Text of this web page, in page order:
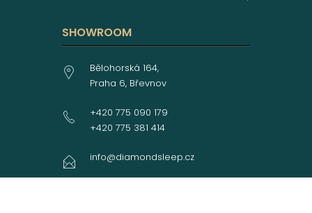
SHOWROOM
Bělohorská 164,
Praha 6, Břevnov
+420 775 090 179
+420 775 381 414
info@diamondsleep.cz